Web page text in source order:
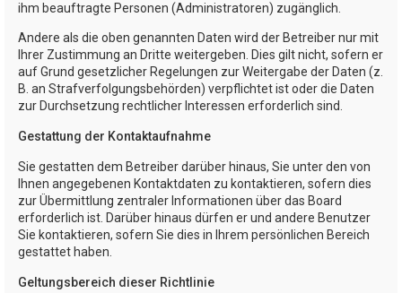
ihm beauftragte Personen (Administratoren) zugänglich.
Andere als die oben genannten Daten wird der Betreiber nur mit
Ihrer Zustimmung an Dritte weitergeben. Dies gilt nicht, sofern er
auf Grund gesetzlicher Regelungen zur Weitergabe der Daten (z.
B. an Strafverfolgungsbehörden) verpflichtet ist oder die Daten
zur Durchsetzung rechtlicher Interessen erforderlich sind.
Gestattung der Kontaktaufnahme
Sie gestatten dem Betreiber darüber hinaus, Sie unter den von
Ihnen angegebenen Kontaktdaten zu kontaktieren, sofern dies
zur Übermittlung zentraler Informationen über das Board
erforderlich ist. Darüber hinaus dürfen er und andere Benutzer
Sie kontaktieren, sofern Sie dies in Ihrem persönlichen Bereich
gestattet haben.
Geltungsbereich dieser Richtlinie